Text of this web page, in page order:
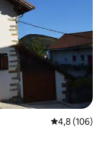
Prosječna
4,8 (106)